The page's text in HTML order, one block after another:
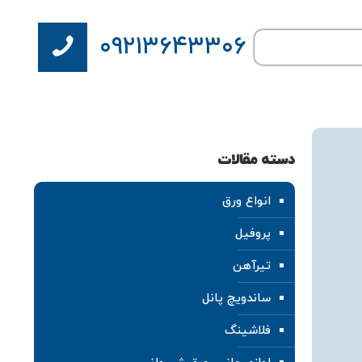
۰۹۲۱۳۶۴۳۳۰۶
دسته مقالات
انواع ورق
پروفیل
تیرآهن
ساندویچ پانل
فلاشینگ